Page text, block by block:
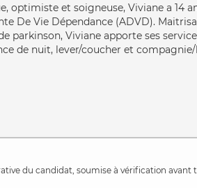
, optimiste et soigneuse, Viviane a 14
De Vie Dépendance (ADVD).
parkinson, Viviane apporte ses
de nuit, lever/coucher et
du candidat, soumise à vérification avant